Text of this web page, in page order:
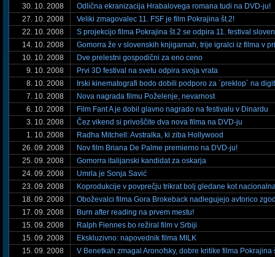
30. 10. 2008
Odlična ekranizacija Hrabalovega romana tudi na DVD-ju!
27. 10. 2008
Veliki zmagovalec 11. FSF je film Pokrajina št.2!
22. 10. 2008
S projekcijo filma Pokrajina št.2 se odpira 11. festival
14. 10. 2008
Gomorra že v slovenskih knjigarnah, trije igralci iz filma v
10. 10. 2008
Dve prelestni gospodični za eno ceno
9. 10. 2008
Prvi 3D festival na svetu odpira svoja vrata
8. 10. 2008
Irski kinematografi bodo dobili podporo za ´preklop´ na
7. 10. 2008
Nova nagrada filmu Poželenje, nevarnost
6. 10. 2008
Film Fant A je dobil glavno nagrado na festivalu v Dinardu
3. 10. 2008
Čez vikend si privoščite dva nova filma na DVD-ju
1. 10. 2008
Radha Mitchell: Avstralka, ki ziba Hollywood
26. 09. 2008
Nov film Briana De Palme premierno na DVD-ju!
25. 09. 2008
Gomorra italijanski kandidat za oskarja
24. 09. 2008
Umrla je Sonja Savić
23. 09. 2008
Koprodukcije v povprečju trikrat bolj gledane kot
18. 09. 2008
Oboževalci filma Gora Brokeback nadlegujejo avtorico
17. 09. 2008
Burn after reading na prvem mestu!
15. 09. 2008
Ralph Fiennes bo režiral film v Srbiji
15. 09. 2008
Ekskluzivno: napovednik filma MILK
15. 09. 2008
V Benetkah zmagal Aronofsky, dobre kritike filma Pokrajina